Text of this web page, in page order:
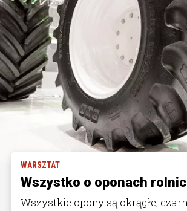
WARSZTAT
Wszystko o oponach
Wszystkie opony są okrągłe,